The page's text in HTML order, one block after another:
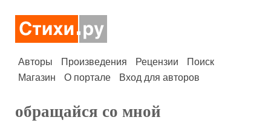
Авторы Произведения Рецензии
Поиск
Магазин
О портале Вход для авторов
обращайся со мной